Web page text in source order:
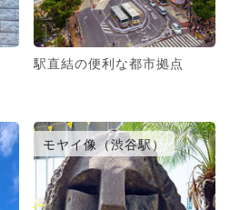
駅直結の便利な都市拠点
モヤイ像（渋谷駅）